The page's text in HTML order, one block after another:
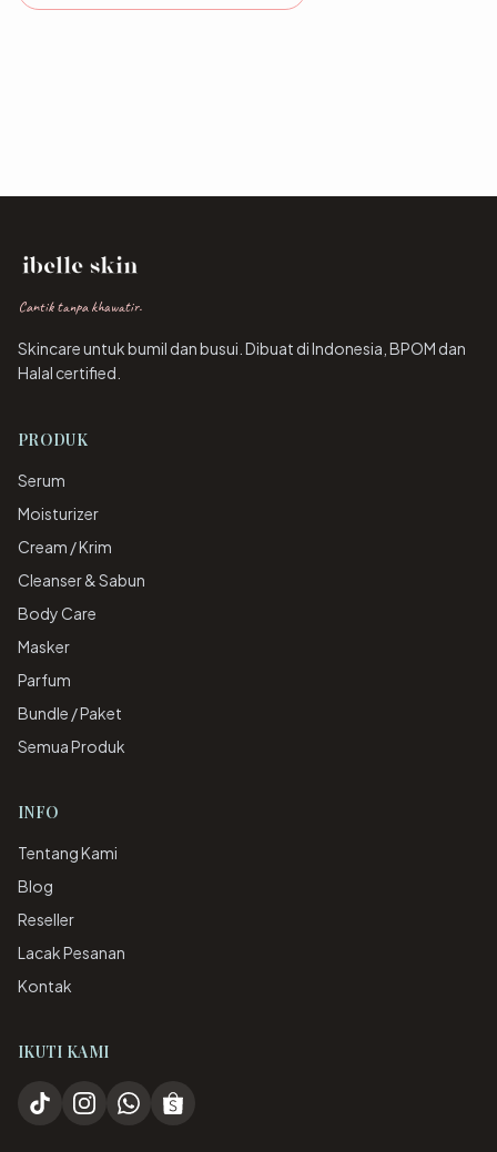
Cantik tanpa khawatir.
Skincare untuk bumil dan busui. Dibuat di Indonesia, BPOM dan
Halal certified.
PRODUK
Serum
Moisturizer
Cream / Krim
Cleanser & Sabun
Body Care
Masker
Parfum
Bundle / Paket
Semua Produk
INFO
Tentang Kami
Blog
Reseller
Lacak Pesanan
Kontak
IKUTI KAMI